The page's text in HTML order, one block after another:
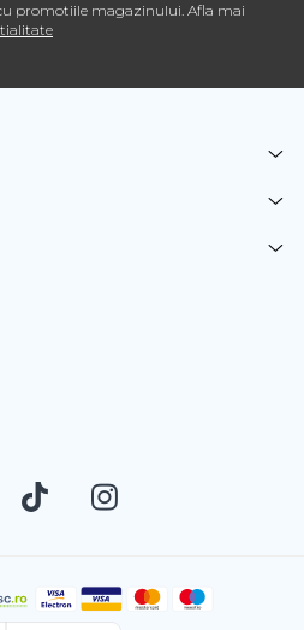
promotiile magazinului. Afla mai